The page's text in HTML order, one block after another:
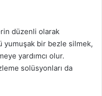
düzenli olarak
yumuşak bir bezle silmek,
yardımcı olur.
solüsyonları da